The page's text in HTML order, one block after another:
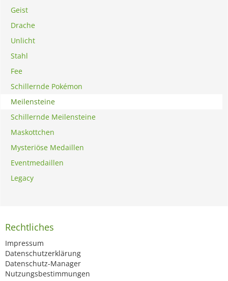
Geist
Drache
Unlicht
Stahl
Fee
Schillernde Pokémon
Meilensteine
Schillernde Meilensteine
Maskottchen
Mysteriöse Medaillen
Eventmedaillen
Legacy
Rechtliches
Impressum
Datenschutzerklärung
Datenschutz-Manager
Nutzungsbestimmungen